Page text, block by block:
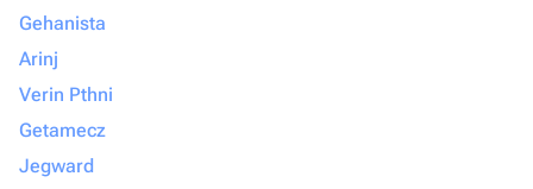
Gehanista
Arinj
Verin Pthni
Getamecz
Jegward